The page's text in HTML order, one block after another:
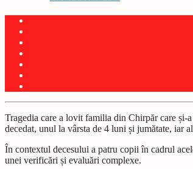
Tragedia care a lovit familia din Chirpăr care și-
decedat, unul la vârsta de 4 luni și jumătate, iar
În contextul decesului a patru copii în cadrul
unei verificări și evaluări complexe.